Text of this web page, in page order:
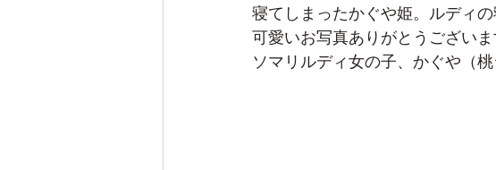
寝てしまったかぐや姫。ルディの
可愛いお写真ありがとうございま
ソマリルディ女の子、かぐや（桃